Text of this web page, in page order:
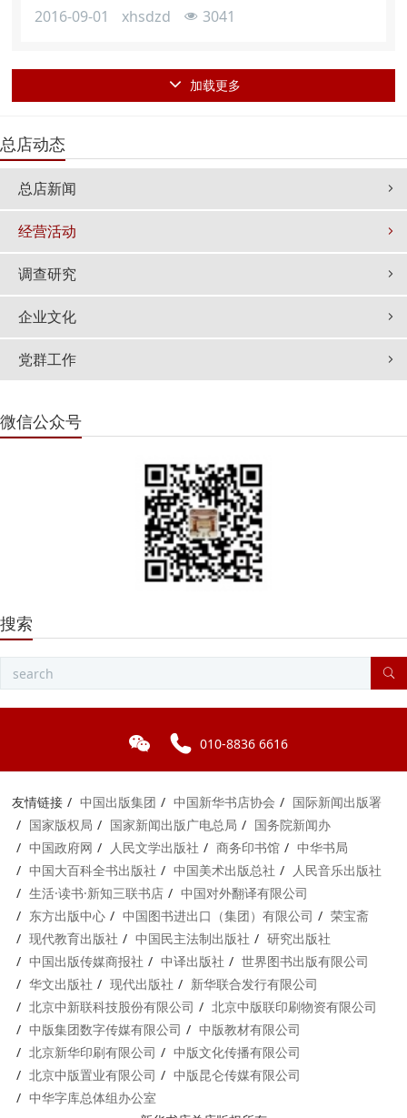
行网”合作共建事宜。江西省出版集团公司党委书记、董事长
公司党委副书记、总经理傅伟中，江西新华书店总经理涂华
等参加洽谈。双方对“新华发行网”的商业模式，渠道资源及
2016-09-01 xhsdzd 3041
加载更多
总店动态
总店新闻
经营活动
调查研究
企业文化
党群工作
微信公众号
搜索
010-8836 6616
友情链接 中国出版集团 中国新华书店协会
国际新闻出版署
国家版权局
国家新闻出版广电总局
国务院新闻办
中国政府网
人民文学出版社 商务印书馆
中华书局
中国大百科全书出版社
中国美术出版总社
人民音乐出版社
生活·读书·新知三联书店
中国对外翻译有限公司
东方出版中心
中国图书进出口（集团）有限公司
荣宝斋
现代教育出版社
中国民主法制出版社
研究出版社
中国出版传媒商报社
中译出版社
世界图书出版有限公司
华文出版社
现代出版社
新华联合发行有限公司
北京中新联科技股份有限公司
北京中版联印刷物资有限公司
中版集团数字传媒有限公司
中版教材有限公司
北京新华印刷有限公司
中版文化传播有限公司
北京中版置业有限公司
中版昆仑传媒有限公司
中华字库总体组办公室